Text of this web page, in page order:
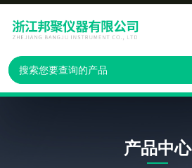
产品中心